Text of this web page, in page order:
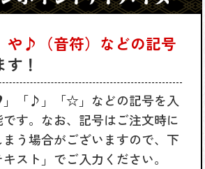
や♪（音符）などの記号
！
「♪」「☆」などの記号を入
す。なお、記号はご注文時に
う場合がございますので、下
スト」でご入力ください。